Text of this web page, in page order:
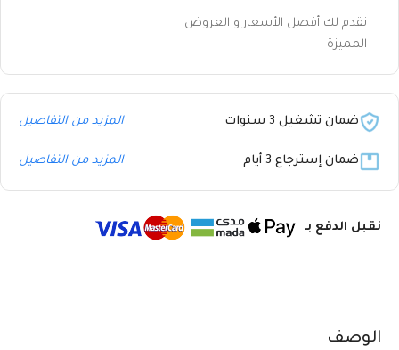
نقدم لك أفضل الأسعار و العروض
المميزة
ضمان تشغيل 3 سنوات المزيد من التفاصيل
ضمان إسترجاع 3 أيام المزيد من التفاصيل
نقبل الدفع بـ
الوصف